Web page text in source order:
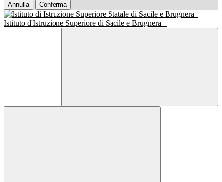
Annulla Conferma
Istituto d'Istruzione Superiore di Sacile e Brugnera